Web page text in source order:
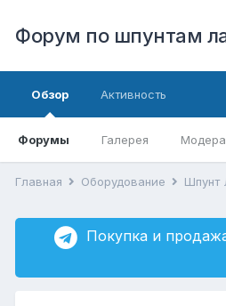
Форум по шпунтам
Обзор
Форумы Галерея
Активность
Главная Оборудование Шпунт
Покупка и